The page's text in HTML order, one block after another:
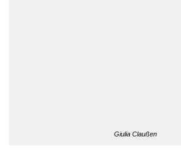
Giulia Claußen